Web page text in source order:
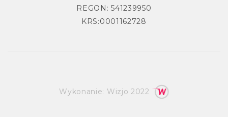
REGON: 541239950
KRS:0001162728
Wykonanie: Wizjo 2022